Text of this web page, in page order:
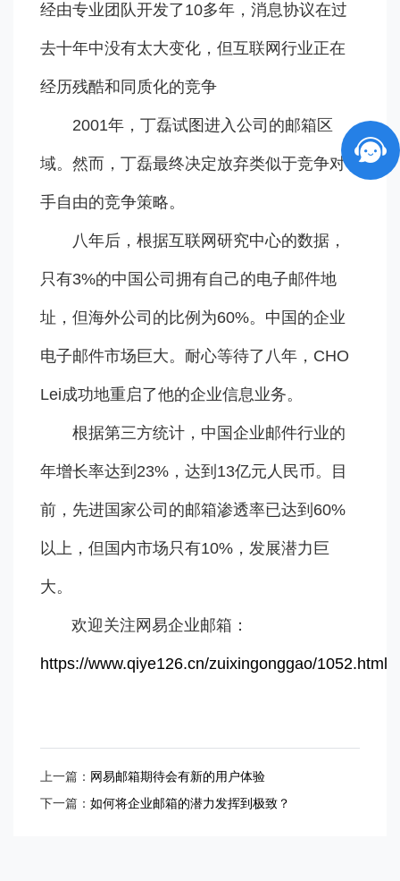
经由专业团队开发了10多年，消息协议在过
去十年中没有太大变化，但互联网行业正在
经历残酷和同质化的竞争
2001年，丁磊试图进入公司的邮箱区
域。然而，丁磊最终决定放弃类似于竞争对
手自由的竞争策略。
八年后，根据互联网研究中心的数据，
只有3%的中国公司拥有自己的电子邮件地
址，但海外公司的比例为60%。中国的企业
电子邮件市场巨大。耐心等待了八年，CHO
Lei成功地重启了他的企业信息业务。
根据第三方统计，中国企业邮件行业的
年增长率达到23%，达到13亿元人民币。目
前，先进国家公司的邮箱渗透率已达到60%
以上，但国内市场只有10%，发展潜力巨
大。
欢迎关注网易企业邮箱：
https://www.qiye126.cn/zuixingonggao/1052.html
上一篇： 网易邮箱期待会有新的用户体验
下一篇： 如何将企业邮箱的潜力发挥到极致？